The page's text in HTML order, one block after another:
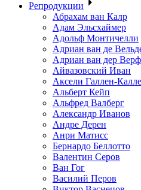
Репродукции
Абрахам ван Калр
Адам Эльсхаймер
Адольф Монтичелли
Адриан ван де
Адриан ван дер
Айвазовский Иван
Аксели Галлен-
Альберт Кейп
Альфред Валберг
Александр Иванов
Андре Дерен
Анри Матисс
Бернардо Беллотто
Валентин Серов
Ван Гог
Василий Перов